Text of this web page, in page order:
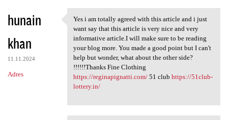
hunain
khan
11.11.2024
Adres
Yes i am totally agreed with
Yes i am totally agreed with this article and i just
want say that this article is very nice and very
informative article.I will make sure to be reading
your blog more. You made a good point but I can't
help but wonder, what about the other side?
!!!!!!Thanks Fine Clothing
https://reginapignatti.com/51 club https://51club-
lottery.in/